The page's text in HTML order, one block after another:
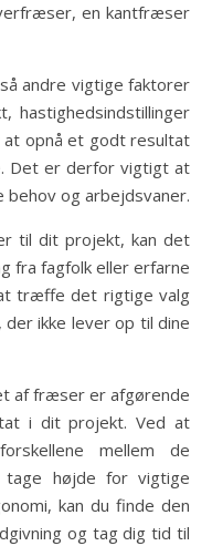
en kantfræser
andre vigtige faktorer
hastighedsindstillinger
opnå et godt resultat
Det er derfor vigtigt at
og arbejdsvaner.
til dit projekt, kan det
fra fagfolk eller erfarne
træffe det rigtige valg
ikke lever op til dine
af fræser er afgørende
i dit projekt. Ved at
mellem de
højde for vigtige
kan du finde den
og tag dig tid til